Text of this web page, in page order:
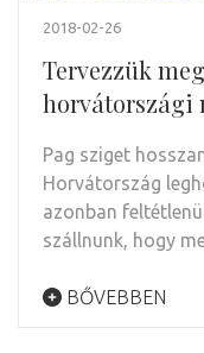
2018-02-26
Tervezzük
horvátországi
Pag sziget
Horvátország
azonban
szállnunk, hogy
BŐVEBBEN